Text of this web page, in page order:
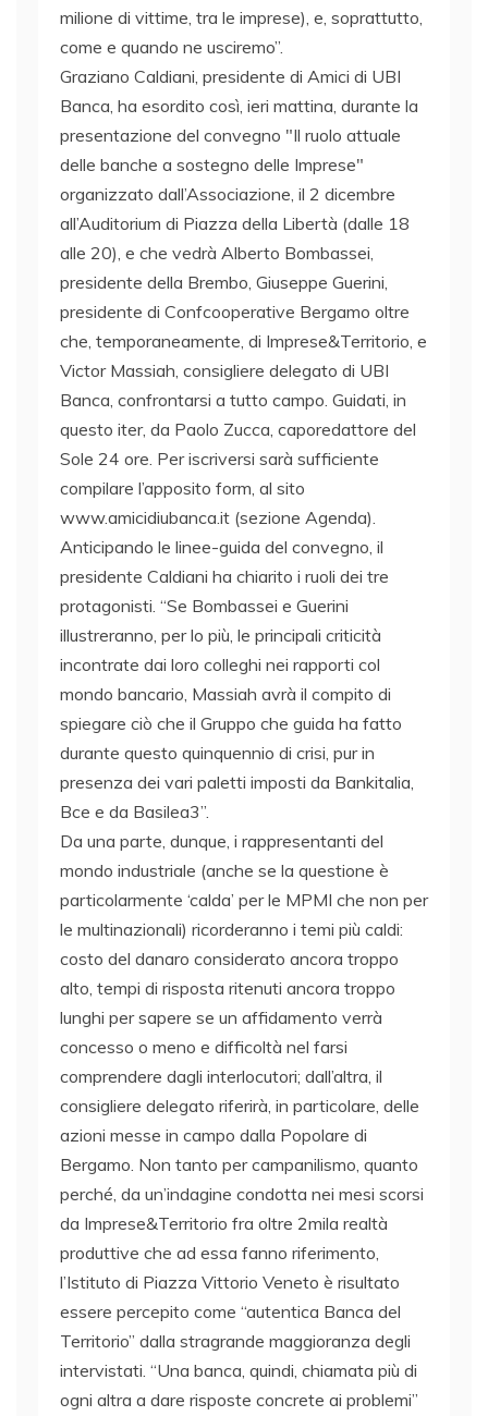
milione di vittime, tra le imprese), e, soprattutto,
come e quando ne usciremo”.
Graziano Caldiani, presidente di Amici di UBI
Banca, ha esordito così, ieri mattina, durante la
presentazione del convegno "Il ruolo attuale
delle banche a sostegno delle Imprese"
organizzato dall’Associazione, il 2 dicembre
all’Auditorium di Piazza della Libertà (dalle 18
alle 20), e che vedrà Alberto Bombassei,
presidente della Brembo, Giuseppe Guerini,
presidente di Confcooperative Bergamo oltre
che, temporaneamente, di Imprese&Territorio, e
Victor Massiah, consigliere delegato di UBI
Banca, confrontarsi a tutto campo. Guidati, in
questo iter, da Paolo Zucca, caporedattore del
Sole 24 ore. Per iscriversi sarà sufficiente
compilare l’apposito form, al sito
www.amicidiubanca.it (sezione Agenda).
Anticipando le linee-guida del convegno, il
presidente Caldiani ha chiarito i ruoli dei tre
protagonisti. “Se Bombassei e Guerini
illustreranno, per lo più, le principali criticità
incontrate dai loro colleghi nei rapporti col
mondo bancario, Massiah avrà il compito di
spiegare ciò che il Gruppo che guida ha fatto
durante questo quinquennio di crisi, pur in
presenza dei vari paletti imposti da Bankitalia,
Bce e da Basilea3”.
Da una parte, dunque, i rappresentanti del
mondo industriale (anche se la questione è
particolarmente ‘calda’ per le MPMI che non per
le multinazionali) ricorderanno i temi più caldi:
costo del danaro considerato ancora troppo
alto, tempi di risposta ritenuti ancora troppo
lunghi per sapere se un affidamento verrà
concesso o meno e difficoltà nel farsi
comprendere dagli interlocutori; dall’altra, il
consigliere delegato riferirà, in particolare, delle
azioni messe in campo dalla Popolare di
Bergamo. Non tanto per campanilismo, quanto
perché, da un’indagine condotta nei mesi scorsi
da Imprese&Territorio fra oltre 2mila realtà
produttive che ad essa fanno riferimento,
l’Istituto di Piazza Vittorio Veneto è risultato
essere percepito come “autentica Banca del
Territorio” dalla stragrande maggioranza degli
intervistati. “Una banca, quindi, chiamata più di
ogni altra a dare risposte concrete ai problemi”